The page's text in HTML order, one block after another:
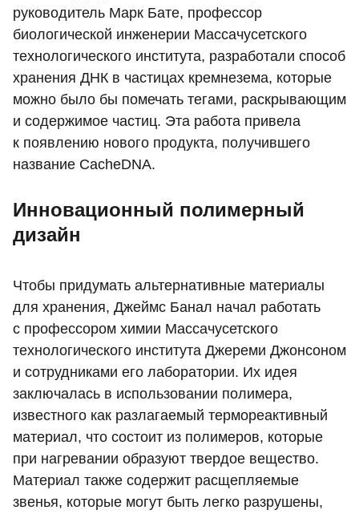
руководитель Марк Бате, профессор
биологической инженерии Массачусетского
технологического института, разработали способ
хранения ДНК в частицах кремнезема, которые
можно было бы помечать тегами, раскрывающим
и содержимое частиц. Эта работа привела
к появлению нового продукта, получившего
название CacheDNA.
Инновационный полимерный
дизайн
Чтобы придумать альтернативные материалы
для хранения, Джеймс Банал начал работать
с профессором химии Массачусетского
технологического института Джереми Джонсоном
и сотрудниками его лаборатории. Их идея
заключалась в использовании полимера,
известного как разлагаемый термореактивный
материал, что состоит из полимеров, которые
при нагревании образуют твердое вещество.
Материал также содержит расщепляемые
звенья, которые могут быть легко разрушены,